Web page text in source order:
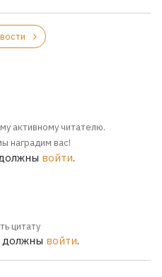
активному читателю.
наградим вас!
войти.
цитату
должны войти.